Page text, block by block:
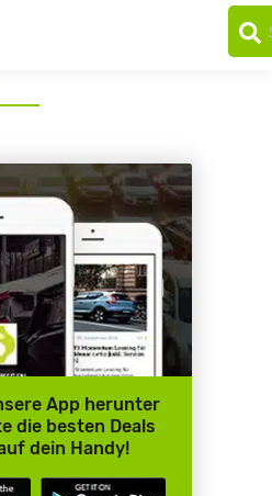
App herunter
die besten Deals
dein Handy!